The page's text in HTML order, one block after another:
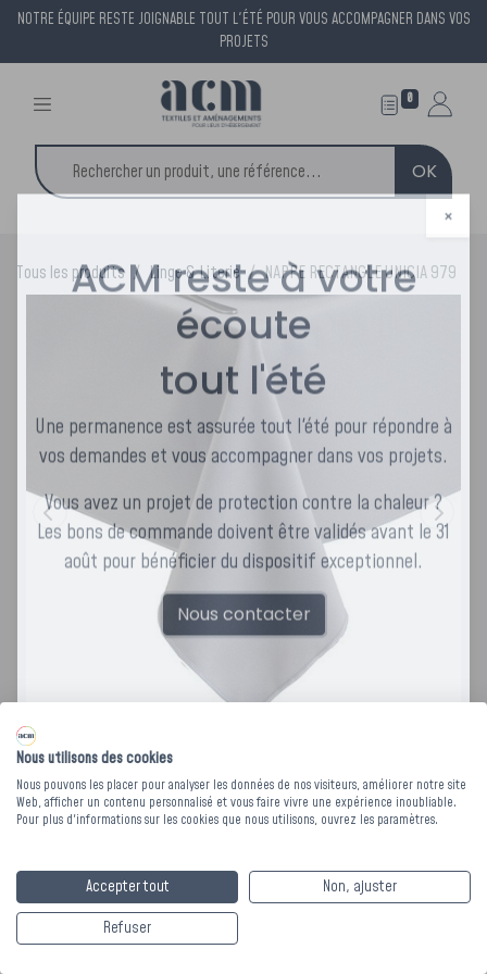
NOTRE ÉQUIPE RESTE JOIGNABLE TOUT L'ÉTÉ POUR VOUS ACCOMPAGNER DANS VOS
PROJETS
0
OK
Tous les produits Linge & Literie NAPPE RECTANGLE UNICIA 979
NAPPE RECTANGLE
UNICIA 979
Optez pour la nappe Unicia 979, parfaite pour les
×
ACM reste à votre
écoute
tout l'été
Une permanence est assurée tout l'été pour répondre à
Vous avez un projet de protection contre la chaleur ?
Les bons de commande doivent être validés avant le 31
août pour bénéficier du dispositif exceptionnel.
Nous contacter
Nous utilisons des cookies
Nous pouvons les placer pour analyser les données de nos visiteurs, améliorer notre site
Web, afficher un contenu personnalisé et vous faire vivre une expérience inoubliable.
Pour plus d'informations sur les cookies que nous utilisons, ouvrez les paramètres.
Accepter tout
Non, ajuster
Refuser